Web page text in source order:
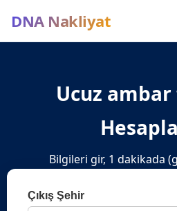
DNA Nakliyat
Ucuz
Bilgileri gir, 1 dakikada
Çıkış Şehir